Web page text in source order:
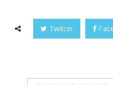
Twitter